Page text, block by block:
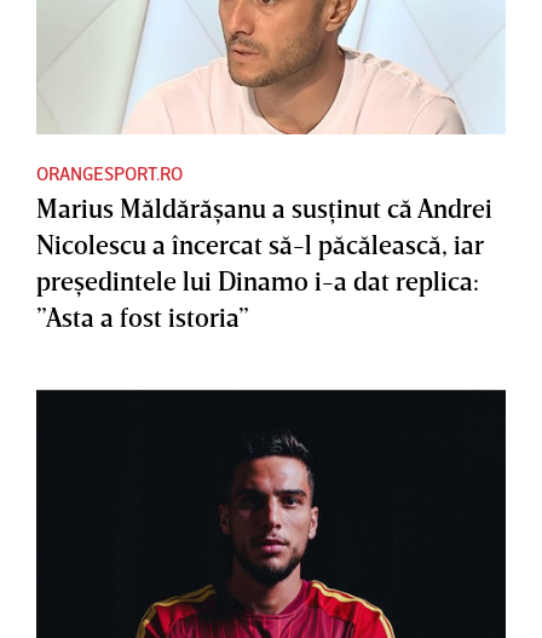
ORANGESPORT.RO
Marius Măldărăşanu a susţinut că Andrei
Nicolescu a încercat să-l păcălească, iar
preşedintele lui Dinamo i-a dat replica:
”Asta a fost istoria”